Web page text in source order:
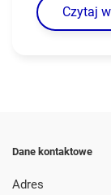
Czytaj
Dane kontaktowe
Adres